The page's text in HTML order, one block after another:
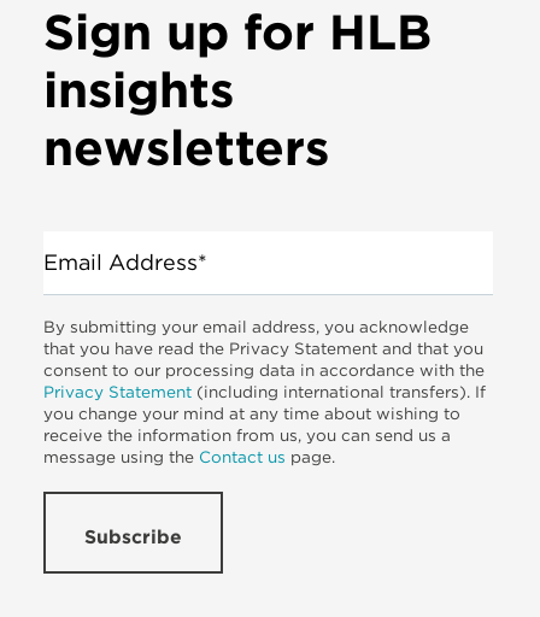
Sign up for HLB
insights
newsletters
Email Address*
By submitting your email address, you acknowledge
that you have read the Privacy Statement and that you
consent to our processing data in accordance with the
Privacy Statement (including international transfers). If
you change your mind at any time about wishing to
receive the information from us, you can send us a
message using the Contact us page.
Subscribe